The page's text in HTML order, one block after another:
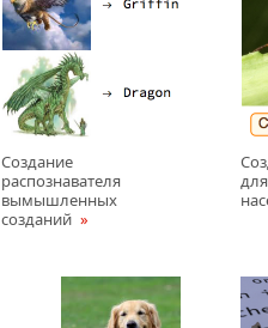
Создание
распознавателя
вымышленных
созданий